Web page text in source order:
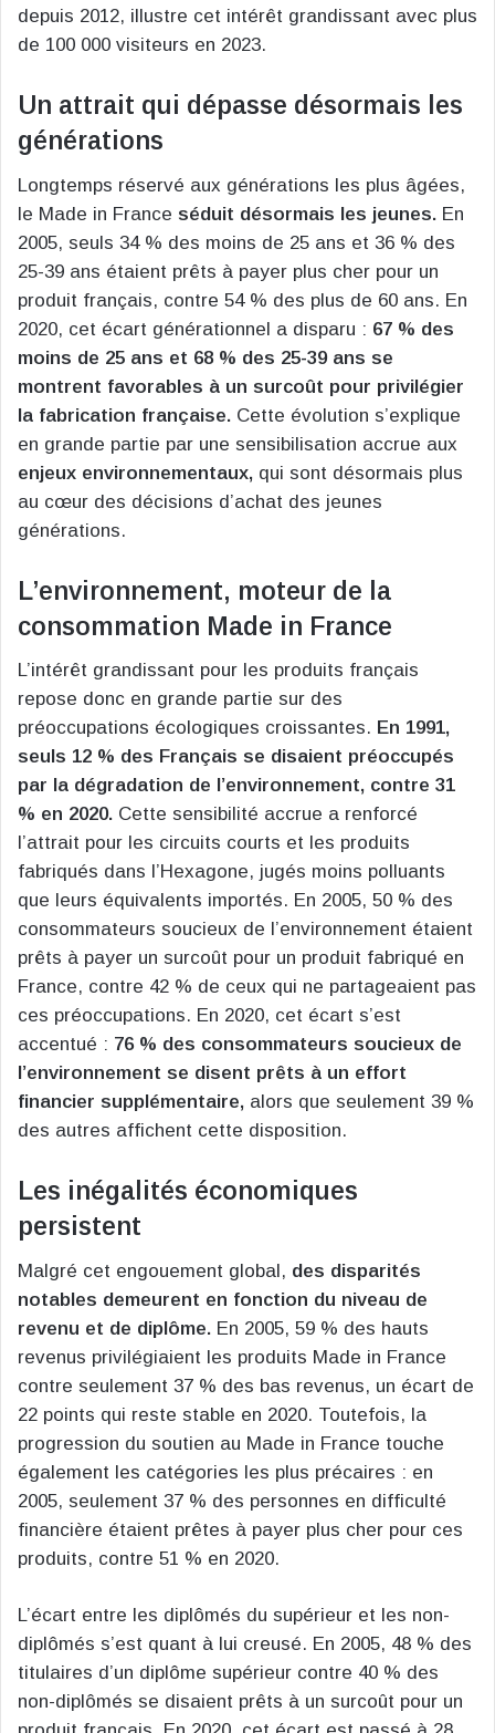
depuis 2012, illustre cet intérêt grandissant avec plus
de 100 000 visiteurs en 2023.
Un attrait qui dépasse désormais les
générations
Longtemps réservé aux générations les plus âgées,
le Made in France séduit désormais les jeunes. En
2005, seuls 34 % des moins de 25 ans et 36 % des
25-39 ans étaient prêts à payer plus cher pour un
produit français, contre 54 % des plus de 60 ans. En
2020, cet écart générationnel a disparu : 67 % des
moins de 25 ans et 68 % des 25-39 ans se
montrent favorables à un surcoût pour privilégier
la fabrication française. Cette évolution s’explique
en grande partie par une sensibilisation accrue aux
enjeux environnementaux, qui sont désormais plus
au cœur des décisions d’achat des jeunes
générations.
L’environnement, moteur de la
consommation Made in France
L’intérêt grandissant pour les produits français
repose donc en grande partie sur des
préoccupations écologiques croissantes. En 1991,
seuls 12 % des Français se disaient préoccupés
par la dégradation de l’environnement, contre 31
% en 2020. Cette sensibilité accrue a renforcé
l’attrait pour les circuits courts et les produits
fabriqués dans l’Hexagone, jugés moins polluants
que leurs équivalents importés. En 2005, 50 % des
consommateurs soucieux de l’environnement étaient
prêts à payer un surcoût pour un produit fabriqué en
France, contre 42 % de ceux qui ne partageaient pas
ces préoccupations. En 2020, cet écart s’est
accentué : 76 % des consommateurs soucieux de
l’environnement se disent prêts à un effort
financier supplémentaire, alors que seulement 39 %
des autres affichent cette disposition.
Les inégalités économiques
persistent
Malgré cet engouement global, des disparités
notables demeurent en fonction du niveau de
revenu et de diplôme. En 2005, 59 % des hauts
revenus privilégiaient les produits Made in France
contre seulement 37 % des bas revenus, un écart de
22 points qui reste stable en 2020. Toutefois, la
progression du soutien au Made in France touche
également les catégories les plus précaires : en
2005, seulement 37 % des personnes en difficulté
financière étaient prêtes à payer plus cher pour ces
produits, contre 51 % en 2020.
L’écart entre les diplômés du supérieur et les non-
diplômés s’est quant à lui creusé. En 2005, 48 % des
titulaires d’un diplôme supérieur contre 40 % des
non-diplômés se disaient prêts à un surcoût pour un